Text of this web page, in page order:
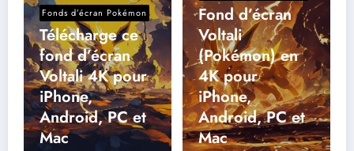
Fonds d’écran Pokémon
Télécharge ce
fond d’écran
Voltali 4K pour
iPhone,
Android, PC et
Mac
Fond d’écran
Voltali
(Pokémon) en
4K pour
iPhone,
Android, PC et
Mac